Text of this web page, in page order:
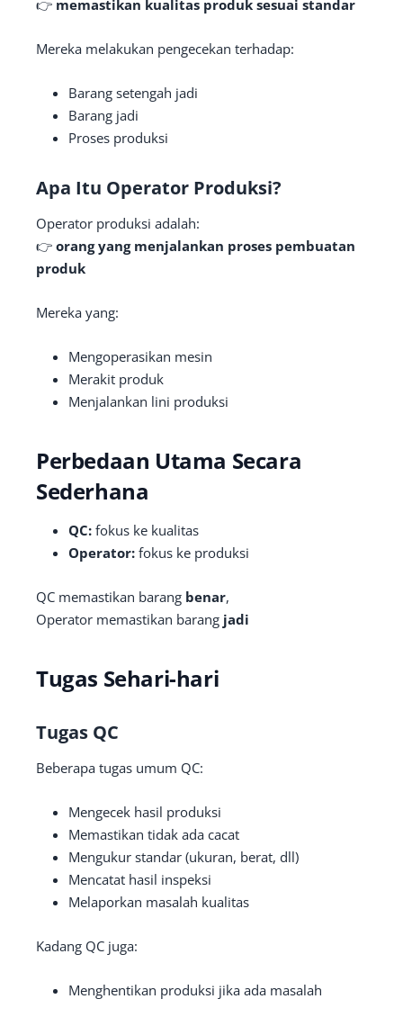
👉 memastikan kualitas produk sesuai standar
Mereka melakukan pengecekan terhadap:
Barang setengah jadi
Barang jadi
Proses produksi
Apa Itu Operator Produksi?
Operator produksi adalah:
👉 orang yang menjalankan proses pembuatan
produk
Mereka yang:
Mengoperasikan mesin
Merakit produk
Menjalankan lini produksi
Perbedaan Utama Secara
Sederhana
QC: fokus ke kualitas
Operator: fokus ke produksi
QC memastikan barang benar,
Operator memastikan barang jadi
Tugas Sehari-hari
Tugas QC
Beberapa tugas umum QC:
Mengecek hasil produksi
Memastikan tidak ada cacat
Mengukur standar (ukuran, berat, dll)
Mencatat hasil inspeksi
Melaporkan masalah kualitas
Kadang QC juga:
Menghentikan produksi jika ada masalah